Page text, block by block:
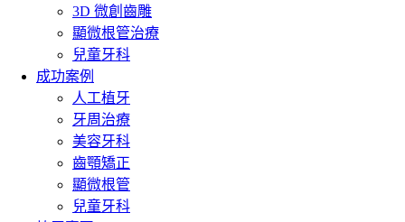
3D 微創齒雕
顯微根管治療
兒童牙科
成功案例
人工植牙
牙周治療
美容牙科
齒顎矯正
顯微根管
兒童牙科